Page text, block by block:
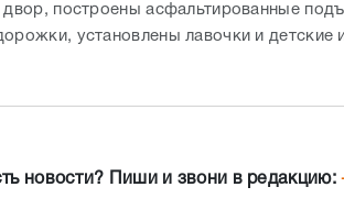
двор, построены асфальтированные
установлены лавочки и детские
новости? Пиши и звони в редакцию: